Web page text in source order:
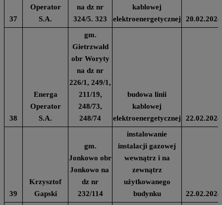
37
Operator
S.A.
na dz nr
324/5. 323
kablowej
elektroenergetycznej
20.02.2024
38
Energa
Operator
S.A.
gm.
Gietrzwałd
obr Woryty
na dz nr
226/1, 249/1,
211/19,
248/73,
248/74
budowa linii
kablowej
elektroenergetycznej
22.02.2024
39
Krzysztof
Gapski
gm.
Jonkowo obr
Jonkowo na
dz nr
232/114
instalowanie
instalacji gazowej
wewnątrz i na
zewnątrz
użytkowanego
budynku
22.02.2024